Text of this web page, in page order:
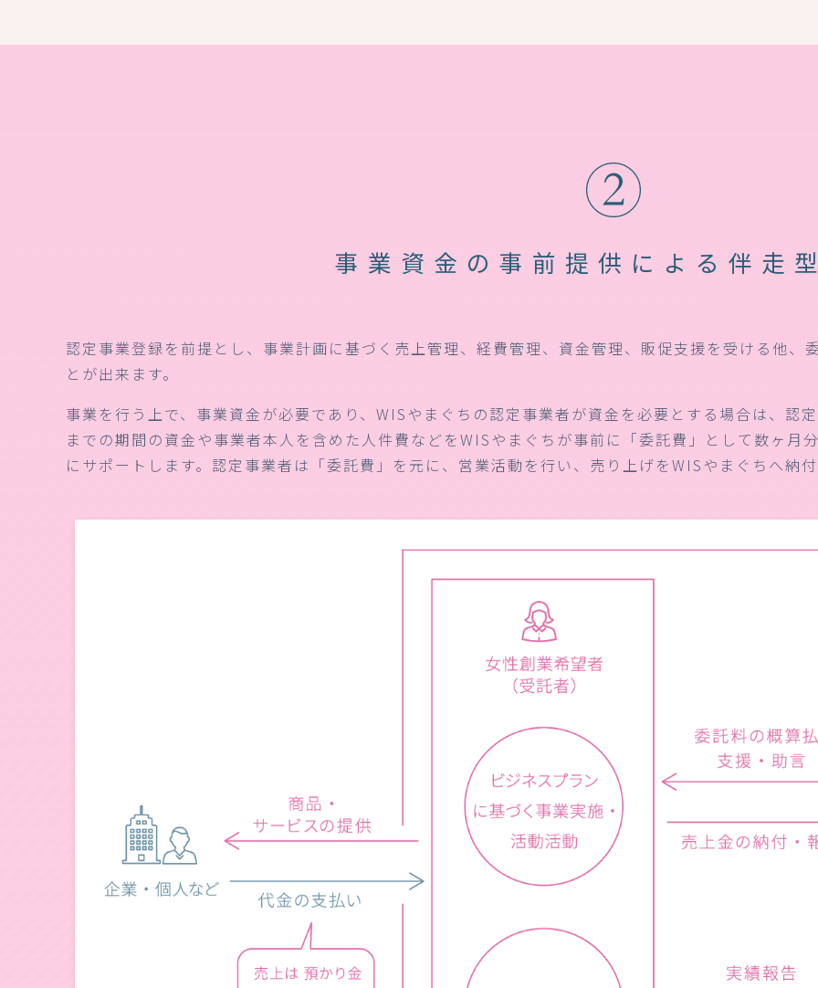
事業資金の事前提供による 伴走
認定事業登録を前提とし、事業計画に基づく売上管理、経費管理、資金管理、販促支援を受ける他、
とが出来ます。
事業を行う上で、事業資金が必要であり、WISやまぐちの認定事業者が資金を必要とする場合は、認
までの期間の資金や事業者本人を含めた人件費などをWISやまぐちが事前に「委託費」として数ヶ月
にサポートします。認定事業者は「委託費」を元に、営業活動を行い、売り上げをWISやまぐちへ納